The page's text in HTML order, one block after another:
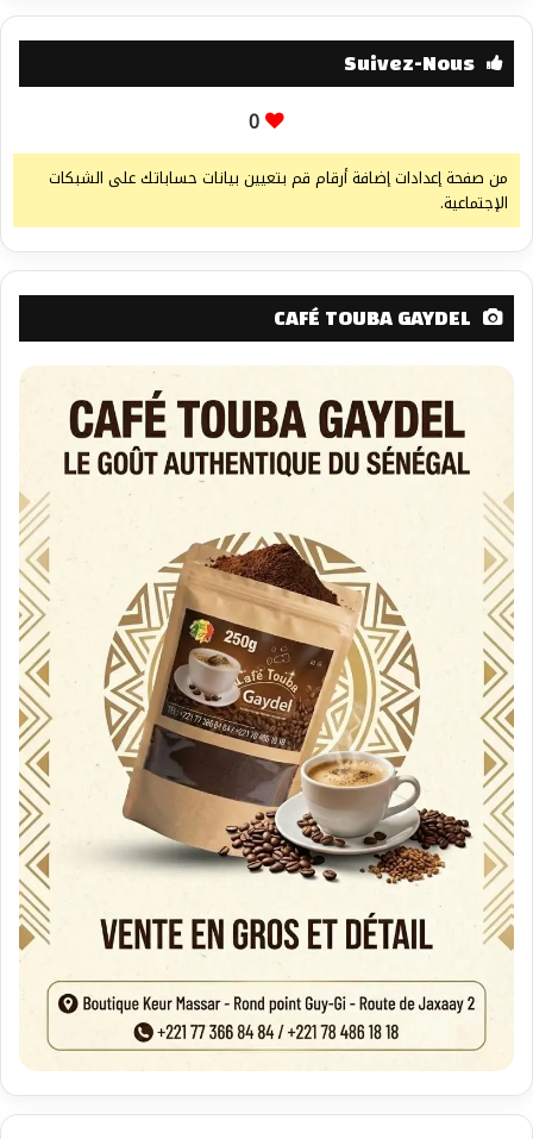
Suivez-Nous
0
من صفحة إعدادات إضافة أرقام قم بتعيين بيانات حساباتك على الشبكات
الإجتماعية.
CAFÉ TOUBA GAYDEL